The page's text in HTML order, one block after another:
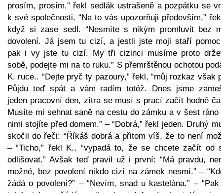
prosím, prosím,” řekl sedlák ustrašeně a pozpátku se
k své společnosti. “Na to vás upozorňuji především,”
když si zase sedl. “Nesmíte s nikým promluvit bez
dovolení. Já jsem tu cizí, a jestli jste moji staří
pak i vy jste tu cizí. My tři cizinci musíme proto
sobě, podejte mi na to ruku.” S přemrštěnou ochotou
K. ruce.. “Dejte pryč ty pazoury,” řekl, “můj rozkaz však
Půjdu teď spát a vám radím totéž. Dnes jsme
jeden pracovní den, zítra se musí s prací začít hodně
Musíte mi sehnat saně na cestu do zámku a v šest
nimi stojíte před domem.” – “Dobrá,” řekl jeden. Druhý
skočil do řeči: “Říkáš dobrá a přitom víš, že to není
– “Ticho,” řekl K., “vypadá to, že se chcete začít od
odlišovat.” Avšak teď pravil už i první: “Má pravdu,
možné, bez povolení nikdo cizí na zámek nesmí.” –
žádá o povolení?” – “Nevím, snad u kastelána.” –